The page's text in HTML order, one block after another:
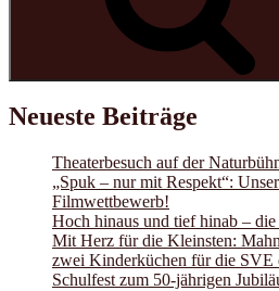
Neueste Beiträge
Theaterbesuch auf der
„Spuk – nur mit Respekt“:
Filmwettbewerb!
Hoch hinaus und tief hinab –
Mit Herz für die Kleinsten:
zwei Kinderküchen für die SVE
Schulfest zum 50-jährigen